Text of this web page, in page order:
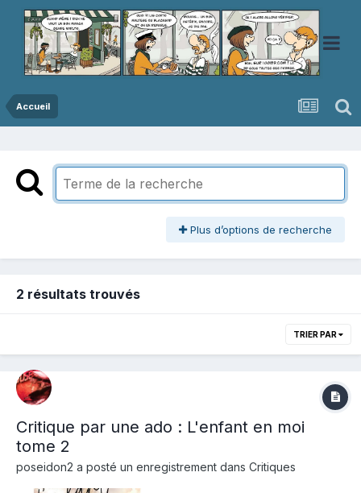
Accueil
Plus d’options de recherche
2 résultats trouvés
TRIER PAR
Critique par une ado : L'enfant en moi
tome 2
poseidon2 a posté un enregistrement dans Critiques